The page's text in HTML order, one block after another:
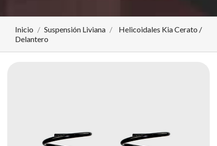
Inicio Suspensión Liviana
Helicoidales Kia Cerato /
Delantero